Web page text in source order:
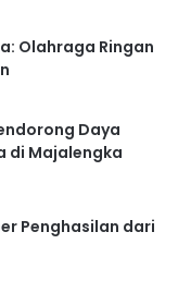
Olahraga Ringan
Daya
di Majalengka
Penghasilan dari